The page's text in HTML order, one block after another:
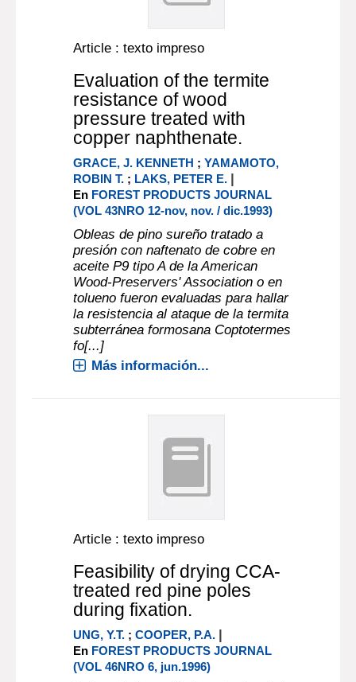
Article : texto impreso
Evaluation of the termite
resistance of wood
pressure treated with
copper naphthenate.
GRACE, J. KENNETH ;YAMAMOTO,
ROBIN T. ; LAKS, PETER E. |
En FOREST PRODUCTS JOURNAL
(VOL 43NRO 12-nov, nov. / dic.1993)
Obleas de pino sureño tratado a
presión con naftenato de cobre en
aceite P9 tipo A de la American
Wood-Preservers' Association o en
tolueno fueron evaluadas para hallar
la resistencia al ataque de la termita
subterránea formosana Coptotermes
fo[...]
Más información...
Article : texto impreso
Feasibility of drying CCA-
treated red pine poles
during fixation.
UNG, Y.T. ;COOPER, P.A. |
En FOREST PRODUCTS JOURNAL
(VOL 46NRO 6, jun.1996)